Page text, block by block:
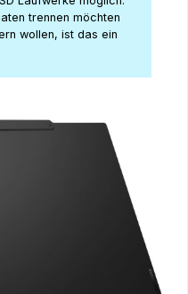
trennen möchten
wollen, ist das ein